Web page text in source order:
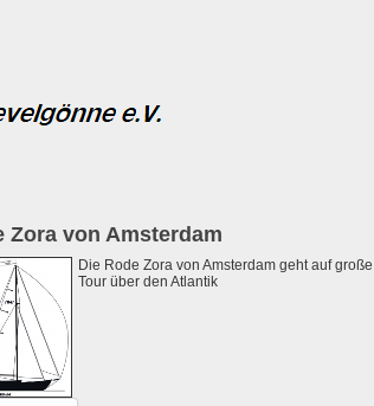
Zora von Amsterdam
Die Rode Zora von Amsterdam geht auf große
Tour über den Atlantik